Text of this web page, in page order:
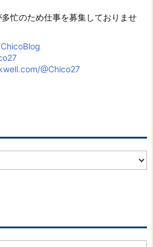
忙のため仕事を募集しておりませ
@Chico27